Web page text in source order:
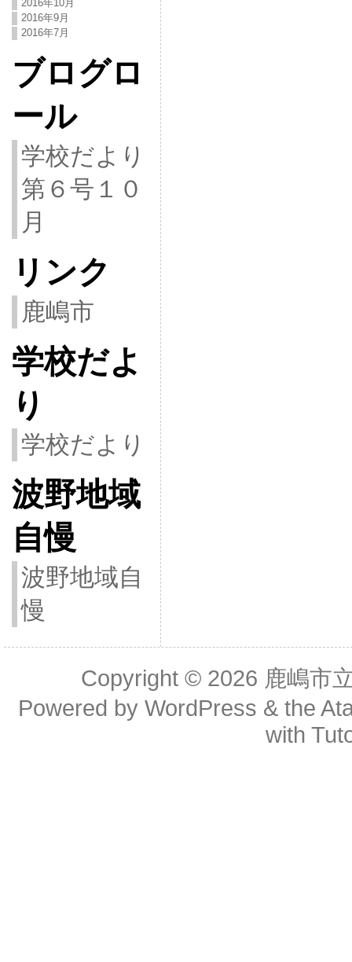
2016年10月
2016年9月
2016年7月
ブログロ
ール
学校だより
第６号１０
月
リンク
鹿嶋市
学校だよ
り
学校だより
波野地域
自慢
波野地域自
慢
Copyright © 2026 鹿嶋市
Powered byWordPress & the
with